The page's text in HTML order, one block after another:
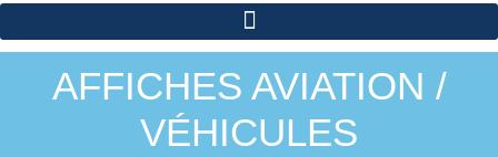
AFFICHES AVIATION /
VÉHICULES